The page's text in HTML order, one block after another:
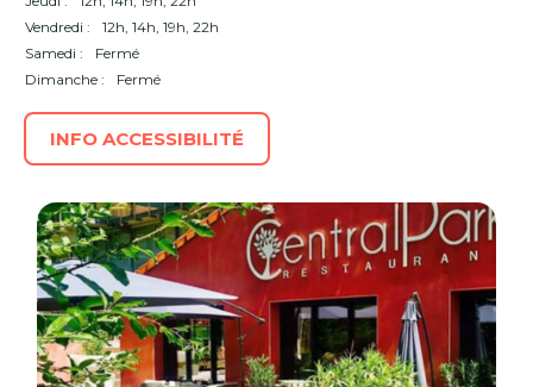
Vendredi :
12h, 14h, 19h, 22h
Samedi :
Fermé
Dimanche :
Fermé
INFO ACCESSIBILITÉ